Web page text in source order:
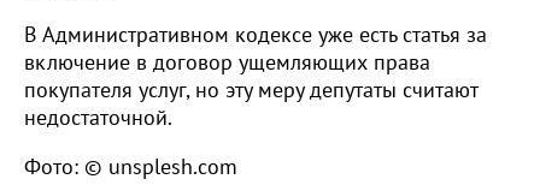
В Административном кодексе уже есть статья за
включение в договор ущемляющих права
покупателя услуг, но эту меру депутаты считают
недостаточной.
Фото: © unsplesh.com